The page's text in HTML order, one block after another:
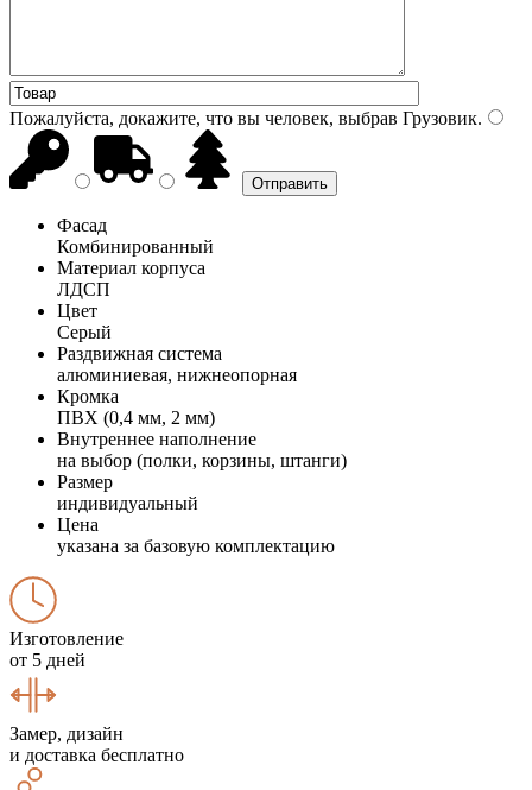
Пожалуйста, докажите, что вы человек, выбрав Грузовик.
Фасад
Комбинированный
Материал корпуса
ЛДСП
Цвет
Серый
Раздвижная система
алюминиевая, нижнеопорная
Кромка
ПВХ (0,4 мм, 2 мм)
Внутреннее наполнение
на выбор (полки, корзины, штанги)
Размер
индивидуальный
Цена
указана за базовую комплектацию
Изготовление
от 5 дней
Замер, дизайн
и доставка бесплатно